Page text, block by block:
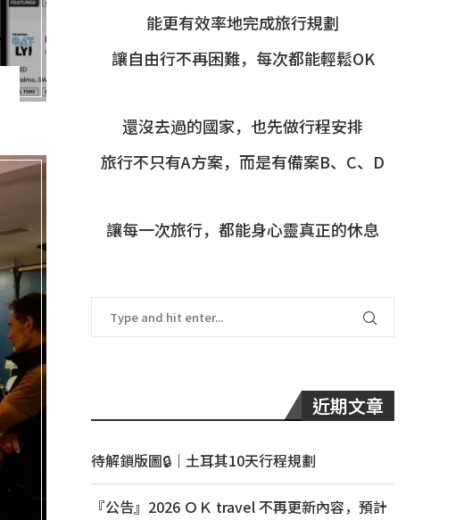
能更有效率地完成旅行規劃
讓自由行不再困難，每次都能輕鬆OK
還沒去過的國家，也先做行程安排
旅行不只有A方案，而是有備案B、C、D
讓每一次旅行，都能身心靈真正的休息
近期文章
待解鎖版圖🔒｜土耳其10天行程規劃
『公告』2026 ＯＫ travel 不再更新內容，預計